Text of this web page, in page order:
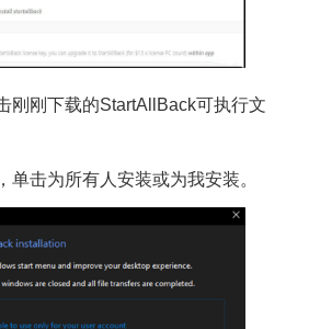
刚下载的StartAllBack可执行文
击为所有人安装或为我安装。